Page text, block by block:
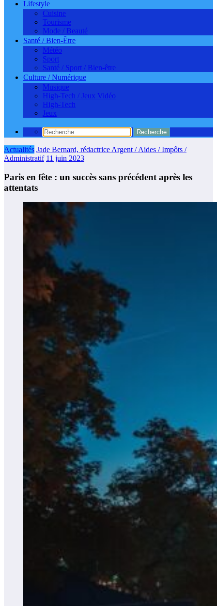
Lifestyle
Cuisine
Tourisme
Mode / Beauté
Santé / Bien-Être
Météo
Sport
Santé / Sport / Bien-être
Culture / Numérique
Musique
High-Tech / Jeux Vidéo
High-Tech
Jeux
Actualités Jade Bernard, rédactrice Argent / Aides / Impôts /
Administratif 11 juin 2023
Paris en fête : un succès sans précédent après les
attentats